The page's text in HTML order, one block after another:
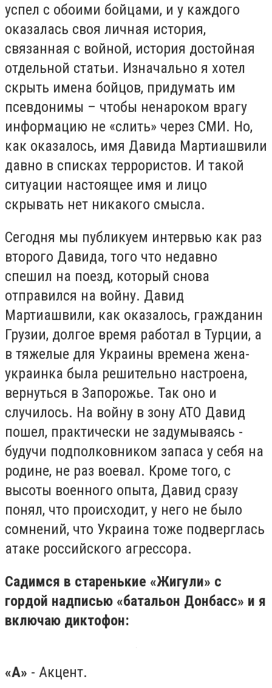
успел с обоими бойцами, и у каждого
оказалась своя личная история,
связанная с войной, история достойная
отдельной статьи. Изначально я хотел
скрыть имена бойцов, придумать им
псевдонимы – чтобы ненароком врагу
информацию не «слить» через СМИ. Но,
как оказалось, имя Давида Мартиашвили
давно в списках террористов. И такой
ситуации настоящее имя и лицо
скрывать нет никакого смысла.
Сегодня мы публикуем интервью как раз
второго Давида, того что недавно
спешил на поезд, который снова
отправился на войну. Давид
Мартиашвили, как оказалось, гражданин
Грузии, долгое время работал в Турции, а
в тяжелые для Украины времена жена-
украинка была решительно настроена,
вернуться в Запорожье. Так оно и
случилось. На войну в зону АТО Давид
пошел, практически не задумываясь -
будучи подполковником запаса у себя на
родине, не раз воевал. Кроме того, с
высоты военного опыта, Давид сразу
понял, что происходит, у него не было
сомнений, что Украина тоже подверглась
атаке российского агрессора.
Садимся в старенькие «Жигули» с
гордой надписью «батальон Донбасс» и я
включаю диктофон:
«А» - Акцент.